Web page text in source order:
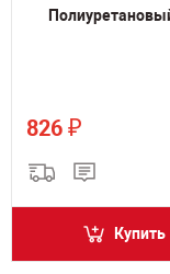
826 ₽
Купить